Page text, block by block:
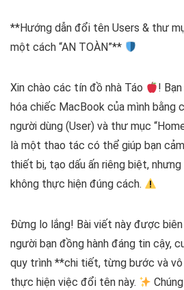
**Hướng dẫn đổi tên Users & thư
một cách “AN TOÀN”**
Xin chào các tín đồ nhà Táo
!
hóa chiếc MacBook của mình bằng
người dùng (User) và thư mục
là một thao tác có thể giúp bạn
thiết bị, tạo dấu ấn riêng biệt,
không thực hiện đúng cách.
Đừng lo lắng! Bài viết này được
người bạn đồng hành đáng tin cậy,
quy trình **chi tiết, từng bước và
thực hiện việc đổi tên này.